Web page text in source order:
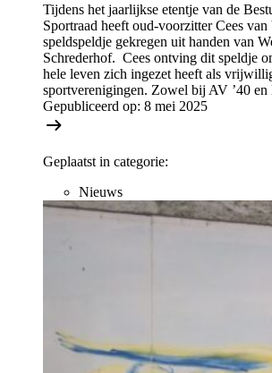
Tijdens het jaarlijkse etentje van de
Sportraad heeft oud-voorzitter Cees van
speldspeldje gekregen uit handen van
Schrederhof. Cees ontving dit speldje
hele leven zich ingezet heeft als
sportverenigingen. Zowel bij AV ’40
Gepubliceerd op: 8 mei 2025
Geplaatst in categorie:
Nieuws